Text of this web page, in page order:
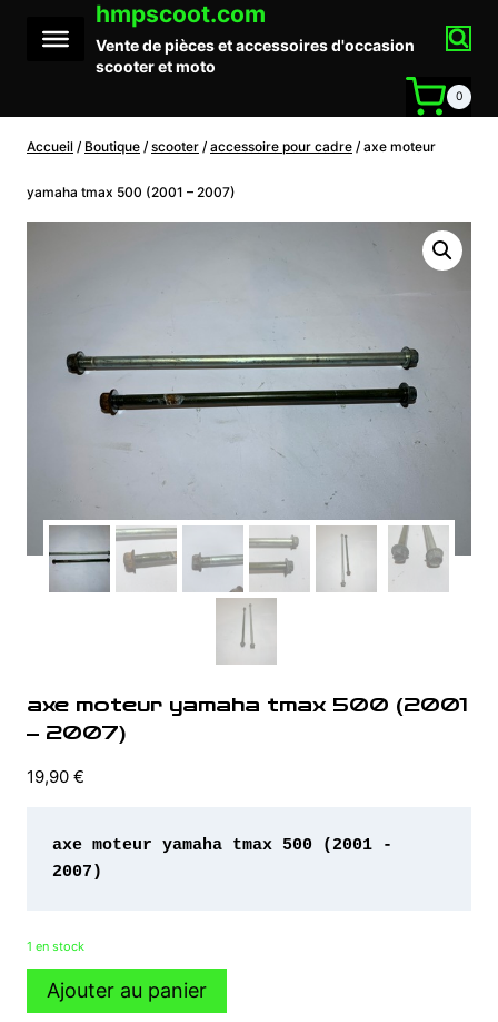
contenu
hmpscoot.com
Vente de pièces et accessoires d'occasion
scooter et moto
0
Accueil / Boutique / scooter / accessoire pour cadre / axe moteur
yamaha tmax 500 (2001 – 2007)
axe moteur yamaha tmax 500 (2001
– 2007)
19,90 €
axe moteur yamaha tmax 500 (2001 -
2007)
1 en stock
quantité
Ajouter au panier